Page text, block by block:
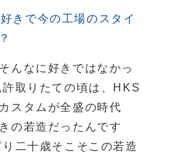
きで今の工場のスタイ
んなに好きではなかっ
取りたての頃は、HKS
スタムが全盛の時代
の若造だったんです
二十歳そこそこの若造